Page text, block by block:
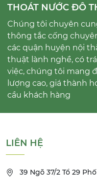
THOÁT NƯỚC ĐÔ
Chúng tôi chuyên
thông tắc cống
các quận huyện nội
thuật lành nghề, có
việc, chúng tôi mang
lượng cao, giá thành
cầu khách hàng
LIÊN HỆ
39 Ngõ 37/2 Tổ 29